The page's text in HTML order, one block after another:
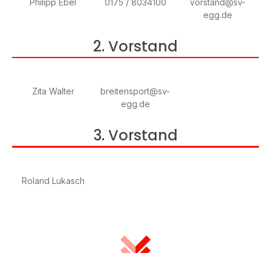
egg.de
2. Vorstand
Zita Walter
breitensport@sv-
egg.de
3. Vorstand
Roland Lukasch